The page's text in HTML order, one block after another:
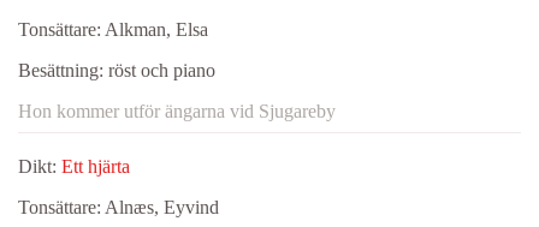
Tonsättare: Alkman, Elsa
Besättning: röst och piano
Hon kommer utför ängarna vid Sjugareby
Dikt: Ett hjärta
Tonsättare: Alnæs, Eyvind